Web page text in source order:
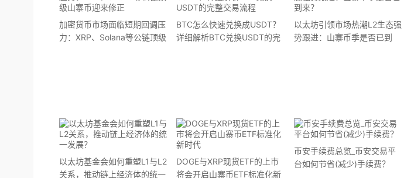
加密货币市场面临短期回调压
力：XRP、Solana等公链顶级
BTC怎么快速兑换成USDT？
详细解析BTC兑换USDT的完
以太坊引领市场热潮L2生态强
势跟进：山寨币季是否已到
以太坊基金会如何重塑L1与L2
关系，推动链上经济体的统一
DOGE与XRP现货ETF的上市
将会开启山寨币ETF标准化新
币安手续费总览_币安交易平
台如何节省(减少)手续费？